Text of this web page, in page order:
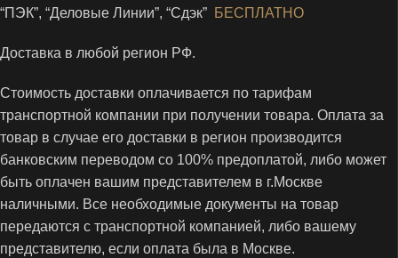
“ПЭК”, “Деловые Линии”, “Сдэк” БЕСПЛАТНО
Доставка в любой регион РФ.
Стоимость доставки оплачивается по тарифам
транспортной компании при получении товара. Оплата за
товар в случае его доставки в регион производится
банковским переводом со 100% предоплатой, либо может
быть оплачен вашим представителем в г.Москве
наличными. Все необходимые документы на товар
передаются с транспортной компанией, либо вашему
представителю, если оплата была в Москве.